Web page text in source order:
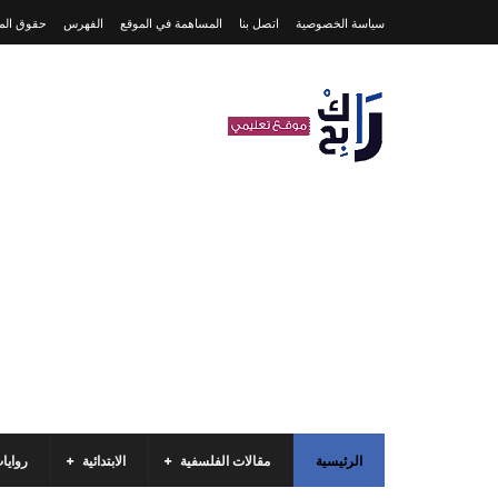
سياسة الخصوصية اتصل بنا المساهمة في الموقع الفهرس حقوق
الرئيسية مقالات الفلسفية الابتدائية